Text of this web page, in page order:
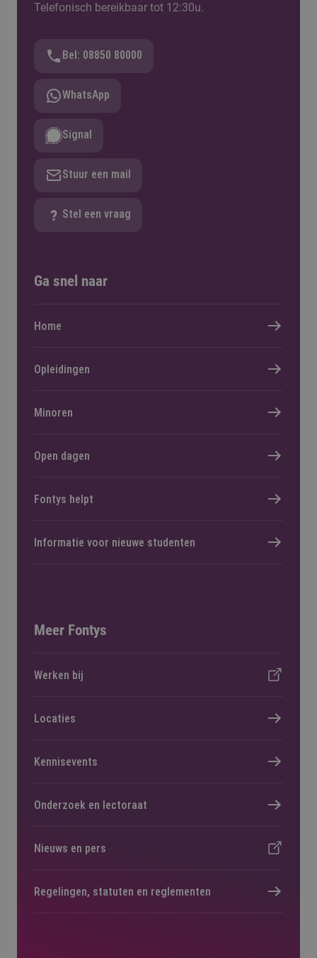
Telefonisch bereikbaar tot 12:30u.
Bel: 08850 80000
WhatsApp
Signal
Stuur een mail
Stel een vraag
Ga snel naar
Home
Opleidingen
Minoren
Open dagen
Fontys helpt
Informatie voor nieuwe studenten
Meer Fontys
Werken bij
Locaties
Kennisevents
Onderzoek en lectoraat
Nieuws en pers
Regelingen, statuten en reglementen